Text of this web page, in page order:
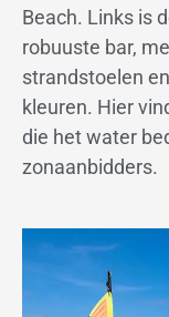
Beach. Links is
robuuste bar,
strandstoelen
kleuren. Hier
die het water
zonaanbidders.